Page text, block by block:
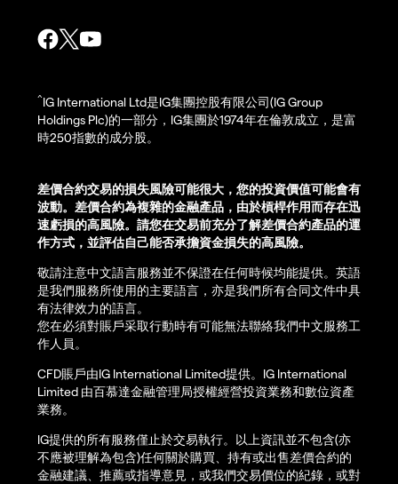
^IG International Ltd是IG集團控股有限公司(IG Group
Holdings Plc)的一部分，IG集團於1974年在倫敦成立，是富
時250指數的成分股。
差價合約交易的損失風險可能很大，您的投資價值可能會有
波動。差價合約為複雜的金融產品，由於槓桿作用而存在迅
速虧損的高風險。請您在交易前充分了解差價合約產品的運
作方式，並評估自己能否承擔資金損失的高風險。
敬請注意中文語言服務並不保證在任何時候均能提供。英語
是我們服務所使用的主要語言，亦是我們所有合同文件中具
有法律效力的語言。
您在必須對賬戶采取行動時有可能無法聯絡我們中文服務工
作人員。
CFD賬戶由IG International Limited提供。IG International
Limited 由百慕達金融管理局授權經營投資業務和數位資產
業務。
IG提供的所有服務僅止於交易執行。以上資訊並不包含(亦
不應被理解為包含)任何關於購買、持有或出售差價合約的
金融建議、推薦或指導意見，或我們交易價位的紀錄，或對